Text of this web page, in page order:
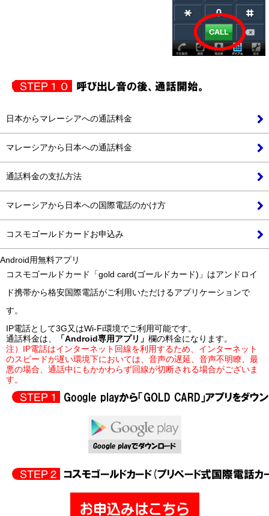
日本からマレーシアへの通話料金
マレーシアから日本への通話料金
通話料金の支払方法
マレーシアから日本への国際電話のかけ方
コスモゴールドカードお申込み
Android用無料アプリ
コスモゴールドカード「gold card(ゴールドカード)」はアンドロイ
ド携帯から格安国際電話がご利用いただけるアプリケーションで
す。
IP電話として3G又はWi-Fi環境でご利用可能です。
通話料金は、 「Android専用アプリ」 欄の料金になります。
注）IP電話はインターネット回線を利用するため、インターネット
のスピードが遅い環境下においては、音声の遅延、音声不明瞭、最
悪の場合、通話中にもかかわらず回線が切断される場合がございま
す。